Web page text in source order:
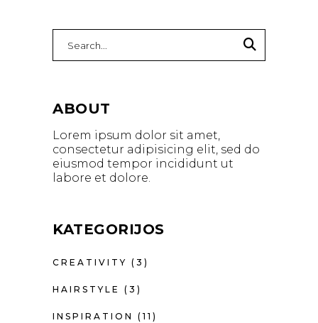
ABOUT
Lorem ipsum dolor sit amet,
consectetur adipisicing elit, sed do
eiusmod tempor incididunt ut
labore et dolore.
KATEGORIJOS
CREATIVITY (3)
HAIRSTYLE (3)
INSPIRATION (11)